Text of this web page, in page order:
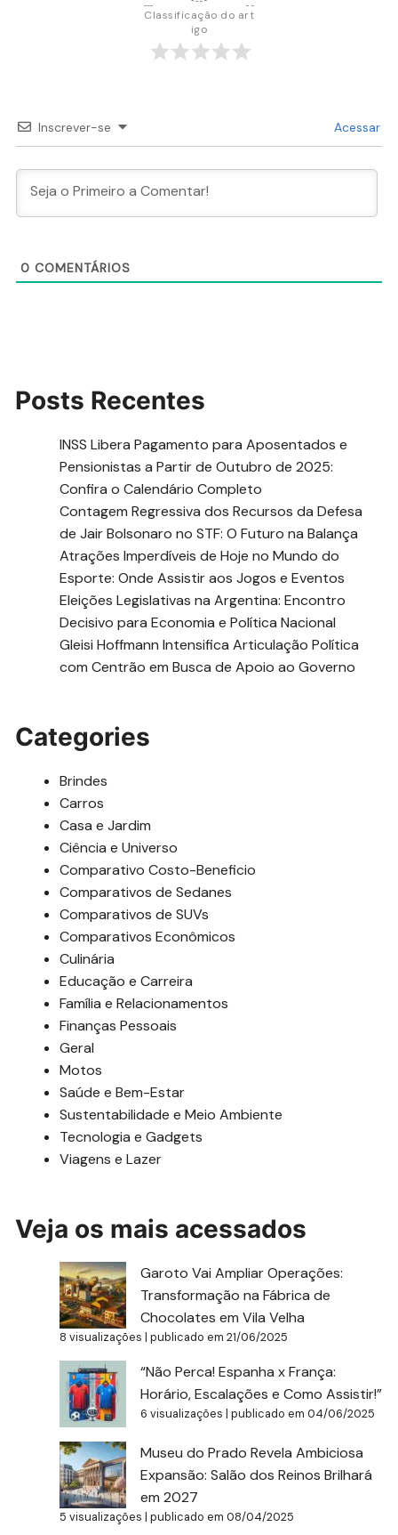
Classificação do art
igo
Inscrever-se Acessar
0 COMENTÁRIOS
Posts Recentes
INSS Libera Pagamento para Aposentados e
Pensionistas a Partir de Outubro de 2025:
Confira o Calendário Completo
Contagem Regressiva dos Recursos da Defesa
de Jair Bolsonaro no STF: O Futuro na Balança
Atrações Imperdíveis de Hoje no Mundo do
Esporte: Onde Assistir aos Jogos e Eventos
Eleições Legislativas na Argentina: Encontro
Decisivo para Economia e Política Nacional
Gleisi Hoffmann Intensifica Articulação Política
com Centrão em Busca de Apoio ao Governo
Categories
Brindes
Carros
Casa e Jardim
Ciência e Universo
Comparativo Costo-Beneficio
Comparativos de Sedanes
Comparativos de SUVs
Comparativos Econômicos
Culinária
Educação e Carreira
Família e Relacionamentos
Finanças Pessoais
Geral
Motos
Saúde e Bem-Estar
Sustentabilidade e Meio Ambiente
Tecnologia e Gadgets
Viagens e Lazer
Veja os mais acessados
Garoto Vai Ampliar Operações:
Transformação na Fábrica de
Chocolates em Vila Velha
8 visualizações |publicado em 21/06/2025
“Não Perca! Espanha x França:
Horário, Escalações e Como Assistir!”
6 visualizações |publicado em 04/06/2025
Museu do Prado Revela Ambiciosa
Expansão: Salão dos Reinos Brilhará
em 2027
5 visualizações |publicado em 08/04/2025